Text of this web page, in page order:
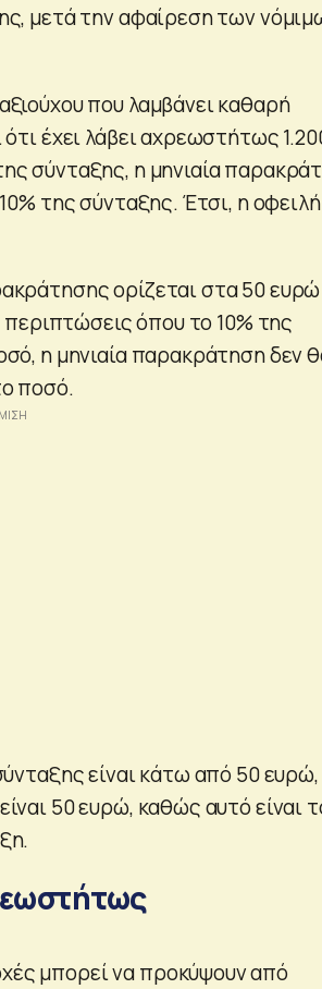
μετά την αφαίρεση των
που λαμβάνει καθαρή
έχει λάβει αχρεωστήτως
σύνταξης, η μηνιαία
της σύνταξης. Έτσι, η
ορίζεται στα 50
περιπτώσεις όπου το 10% της
η μηνιαία παρακράτηση δεν
ποσό.
είναι κάτω από 50
50 ευρώ, καθώς αυτό είναι
μπορεί να προκύψουν από